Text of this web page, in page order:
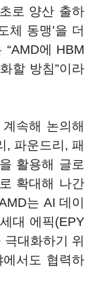
로 양산 출하
체 동맹’을 더
“AMD에 HBM
할 방침”이라
속해 논의해
, 파운드리 , 패
활용해 글로
확대해 나간
는 AI 데이
세대 에픽(EPY
극대화하기 위
서도 협력하